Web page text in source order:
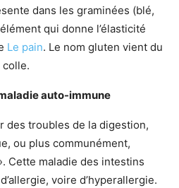
dans les graminées (blé,
qui donne l’élasticité
Le pain. Le nom gluten vient du
colle.
auto-immune
des troubles de la digestion,
ou plus communément,
Cette maladie des intestins
voire d’hyperallergie.